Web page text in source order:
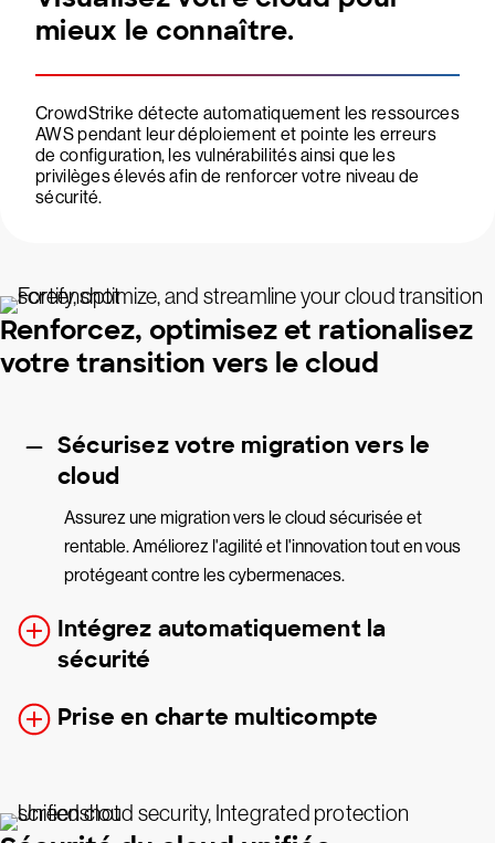
mieux le connaître.
CrowdStrike détecte automatiquement les ressources
AWS pendant leur déploiement et pointe les erreurs
de configuration, les vulnérabilités ainsi que les
privilèges élevés afin de renforcer votre niveau de
sécurité.
Renforcez, optimisez et rationalisez
votre transition vers le cloud
Sécurisez votre migration vers le
cloud
Assurez une migration vers le cloud sécurisée et
rentable. Améliorez l'agilité et l'innovation tout en vous
protégeant contre les cybermenaces.
Intégrez automatiquement la
sécurité
Prise en charte multicompte